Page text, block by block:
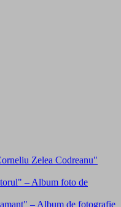
Zelea Codreanu"
– Album foto de
– Album de fotografie